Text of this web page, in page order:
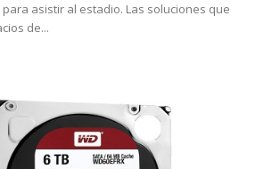
asistir al estadio. Las soluciones que
de...